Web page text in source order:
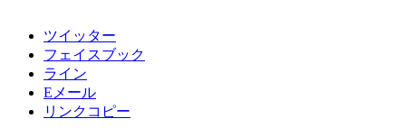
ツイッター
フェイスブック
ライン
Eメール
リンクコピー